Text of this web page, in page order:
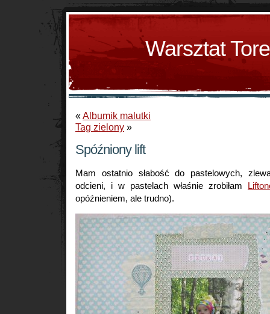
Warsztat
«Albumik malutki
Tag zielony »
Spóźniony lift
Mam ostatnio słabość do pastelowych,
odcieni, i w pastelach właśnie zrobiłam
opóźnieniem, ale trudno).